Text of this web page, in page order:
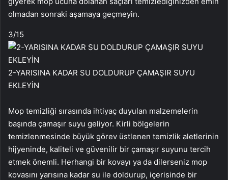
olmadan sonraki aşamaya geçmeyin.
3/15
2-YARISINA KADAR SU DOLDURUP ÇAMAŞIR SUYU
EKLEYİN
Mop temizliği sırasında ihtiyaç duyulan malzemelerin
başında çamaşır suyu geliyor. Kirli bölgelerin
temizlenmesinde büyük görev üstlenen temizlik aletlerinin
hijyeninde, kaliteli ve güvenilir bir çamaşır suyunu tercih
etmek önemli. Herhangi bir kovayı ya da dilerseniz mop
kovasını yarısına kadar su ile doldurup, içerisinde bir